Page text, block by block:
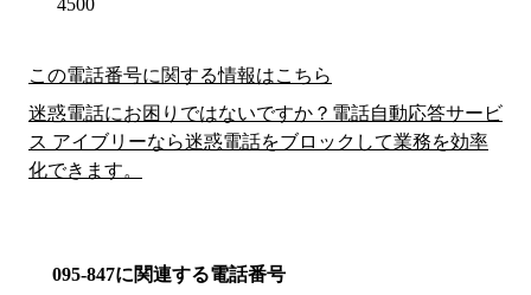
4500
この電話番号に関する情報はこちら
迷惑電話にお困りではないですか？電話自動応答サービ
ス アイブリーなら迷惑電話をブロックして業務を効率
化できます。
095-847に関連する電話番号